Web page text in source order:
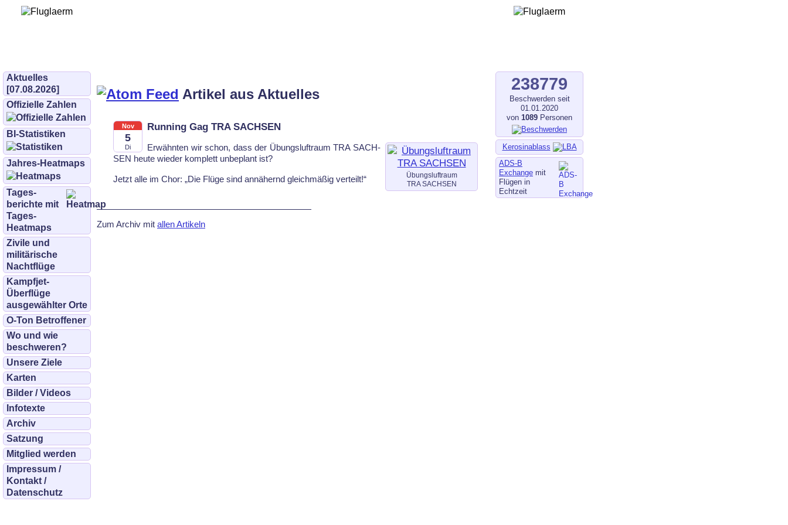
Aktuelles
[07.08.2026]
Offizielle Zahlen
BI-Statistiken
Jahres-Heatmaps
Tages­
berichte mit
Tages-
Heatmaps
Zivile und
militärische
Nachtflüge
Kampfjet-
Überflüge
ausgewählter Orte
O-Ton Betroffener
Wo und wie
beschweren?
Unsere Ziele
Karten
Bilder / Videos
Infotexte
Archiv
Satzung
Mitglied werden
Impressum /
Kontakt /
Datenschutz
Artikel aus Aktuelles
Nov
5
Di
Running Gag TRA SACHSEN
Übungsluftraum
TRA SACHSEN
Er­wähn­ten wir schon, dass der Übungs­luft­raum TRA SACH­
SEN heu­te wie­der kom­plett un­be­plant ist?
Jetzt al­le im Chor: „Die Flü­ge sind an­nä­hernd gleich­mä­ßig ver­teilt!“
Zum Archiv mit allen Artikeln
238779
Beschwerden seit
01.01.2020
von 1089 Personen
Kerosinablass
ADS-B
Exchange mit
Flügen in
Echtzeit